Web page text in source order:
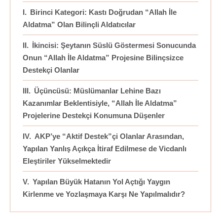
Birinci Kategori: Kastı Doğrudan “Allah İle
Aldatma” Olan Bilinçli Aldatıcılar
İkincisi: Şeytanın Süslü Göstermesi Sonucunda
Onun “Allah İle Aldatma” Projesine Bilinçsizce
Destekçi Olanlar
Üçüncüsü: Müslümanlar Lehine Bazı
Kazanımlar Beklentisiyle, “Allah İle Aldatma”
Projelerine Destekçi Konumuna Düşenler
AKP’ye “Aktif Destek”çi Olanlar Arasından,
Yapılan Yanlış Açıkça İtiraf Edilmese de Vicdanlı
Eleştiriler Yükselmektedir
Yapılan Büyük Hatanın Yol Açtığı Yaygın
Kirlenme ve Yozlaşmaya Karşı Ne Yapılmalıdır?